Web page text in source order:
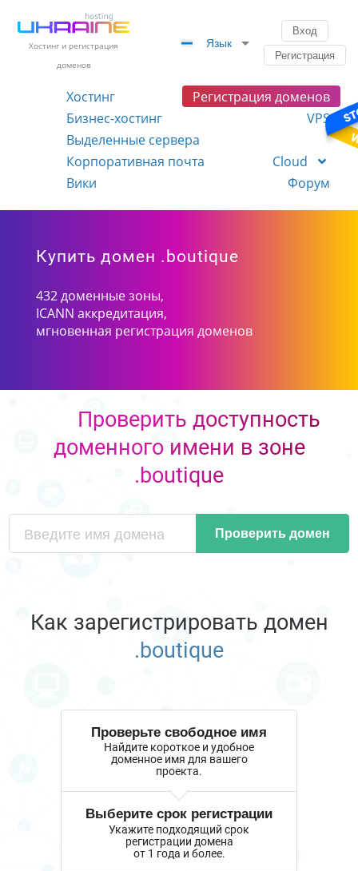
Хостинг и регистрация
доменов
Язык
Вход
Регистрация
Хостинг
Регистрация доменов
Бизнес-хостинг
VPS
Выделенные сервера
Корпоративная почта
Cloud
Вики
Форум
Купить домен .boutique
432 доменные зоны,
ICANN аккредитация,
мгновенная регистрация доменов
Проверить доступность
доменного имени в зоне
.boutique
Проверить домен
Как зарегистрировать домен
.boutique
Проверьте свободное имя
Найдите короткое и удобное
доменное имя для вашего
проекта.
Выберите срок регистрации
Укажите подходящий срок
регистрации домена
от 1 года и более.